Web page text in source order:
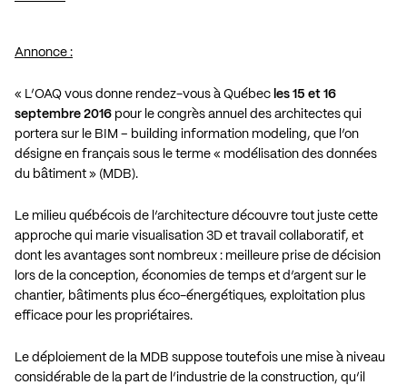
Annonce :
« L’OAQ vous donne rendez-vous à Québec les 15 et 16
septembre 2016 pour le congrès annuel des architectes qui
portera sur le BIM – building information modeling, que l’on
désigne en français sous le terme « modélisation des données
du bâtiment » (MDB).
Le milieu québécois de l’architecture découvre tout juste cette
approche qui marie visualisation 3D et travail collaboratif, et
dont les avantages sont nombreux : meilleure prise de décision
lors de la conception, économies de temps et d’argent sur le
chantier, bâtiments plus éco-énergétiques, exploitation plus
efficace pour les propriétaires.
Le déploiement de la MDB suppose toutefois une mise à niveau
considérable de la part de l’industrie de la construction, qu’il